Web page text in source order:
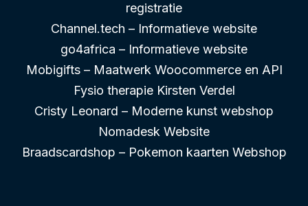
registratie
Channel.tech – Informatieve website
go4africa – Informatieve website
Mobigifts – Maatwerk Woocommerce en API
Fysio therapie Kirsten Verdel
Cristy Leonard – Moderne kunst webshop
Nomadesk Website
Braadscardshop – Pokemon kaarten Webshop